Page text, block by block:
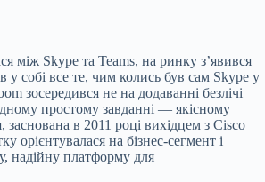
між Skype та Teams, на ринку з’явився
у собі все те, чим колись був сам Skype у
зосередився не на додаванні безлічі
простому завданні — якісному
заснована в 2011 році вихідцем з Cisco
орієнтувалася на бізнес-сегмент і
надійну платформу для